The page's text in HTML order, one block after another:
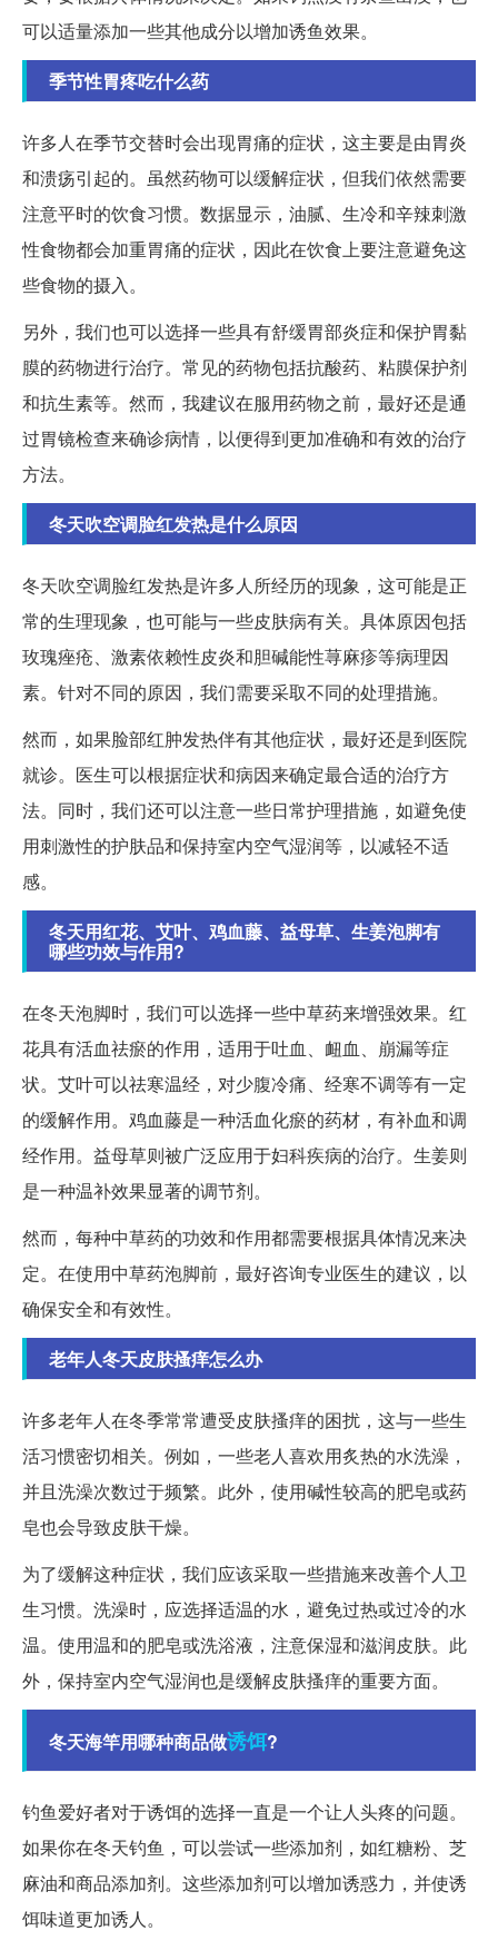
可以适量添加一些其他成分以增加诱鱼效果。
季节性胃疼吃什么药
许多人在季节交替时会出现胃痛的症状，这主要是由胃炎
和溃疡引起的。虽然药物可以缓解症状，但我们依然需要
注意平时的饮食习惯。数据显示，油腻、生冷和辛辣刺激
性食物都会加重胃痛的症状，因此在饮食上要注意避免这
些食物的摄入。
另外，我们也可以选择一些具有舒缓胃部炎症和保护胃黏
膜的药物进行治疗。常见的药物包括抗酸药、粘膜保护剂
和抗生素等。然而，我建议在服用药物之前，最好还是通
过胃镜检查来确诊病情，以便得到更加准确和有效的治疗
方法。
冬天吹空调脸红发热是什么原因
冬天吹空调脸红发热是许多人所经历的现象，这可能是正
常的生理现象，也可能与一些皮肤病有关。具体原因包括
玫瑰痤疮、激素依赖性皮炎和胆碱能性荨麻疹等病理因
素。针对不同的原因，我们需要采取不同的处理措施。
然而，如果脸部红肿发热伴有其他症状，最好还是到医院
就诊。医生可以根据症状和病因来确定最合适的治疗方
法。同时，我们还可以注意一些日常护理措施，如避免使
用刺激性的护肤品和保持室内空气湿润等，以减轻不适
感。
冬天用红花、艾叶、鸡血藤、益母草、生姜泡脚有
哪些功效与作用?
在冬天泡脚时，我们可以选择一些中草药来增强效果。红
花具有活血祛瘀的作用，适用于吐血、衄血、崩漏等症
状。艾叶可以祛寒温经，对少腹冷痛、经寒不调等有一定
的缓解作用。鸡血藤是一种活血化瘀的药材，有补血和调
经作用。益母草则被广泛应用于妇科疾病的治疗。生姜则
是一种温补效果显著的调节剂。
然而，每种中草药的功效和作用都需要根据具体情况来决
定。在使用中草药泡脚前，最好咨询专业医生的建议，以
确保安全和有效性。
老年人冬天皮肤搔痒怎么办
许多老年人在冬季常常遭受皮肤搔痒的困扰，这与一些生
活习惯密切相关。例如，一些老人喜欢用炙热的水洗澡，
并且洗澡次数过于频繁。此外，使用碱性较高的肥皂或药
皂也会导致皮肤干燥。
为了缓解这种症状，我们应该采取一些措施来改善个人卫
生习惯。洗澡时，应选择适温的水，避免过热或过冷的水
温。使用温和的肥皂或洗浴液，注意保湿和滋润皮肤。此
外，保持室内空气湿润也是缓解皮肤搔痒的重要方面。
冬天海竿用哪种商品做诱饵?
钓鱼爱好者对于诱饵的选择一直是一个让人头疼的问题。
如果你在冬天钓鱼，可以尝试一些添加剂，如红糖粉、芝
麻油和商品添加剂。这些添加剂可以增加诱惑力，并使诱
饵味道更加诱人。